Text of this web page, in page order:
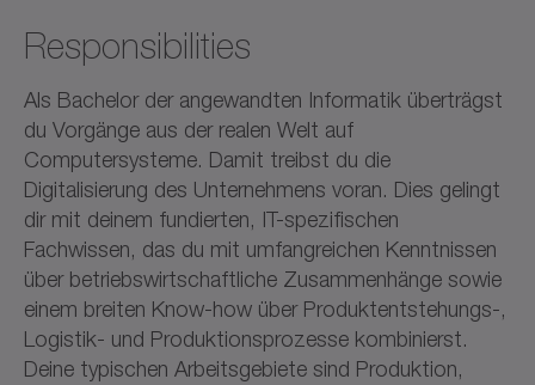
Responsibilities
Als Bachelor der angewandten Informatik überträgst
du Vorgänge aus der realen Welt auf
Computersysteme. Damit treibst du die
Digitalisierung des Unternehmens voran. Dies gelingt
dir mit deinem fundierten, IT-spezifischen
Fachwissen, das du mit umfangreichen Kenntnissen
über betriebswirtschaftliche Zusammenhänge sowie
einem breiten Know-how über Produktentstehungs-,
Logistik- und Produktionsprozesse kombinierst.
Deine typischen Arbeitsgebiete sind Produktion,